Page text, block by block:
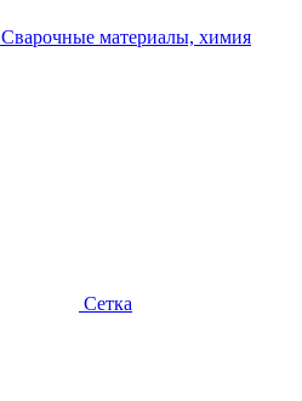
Сварочные материалы, химия
Сетка